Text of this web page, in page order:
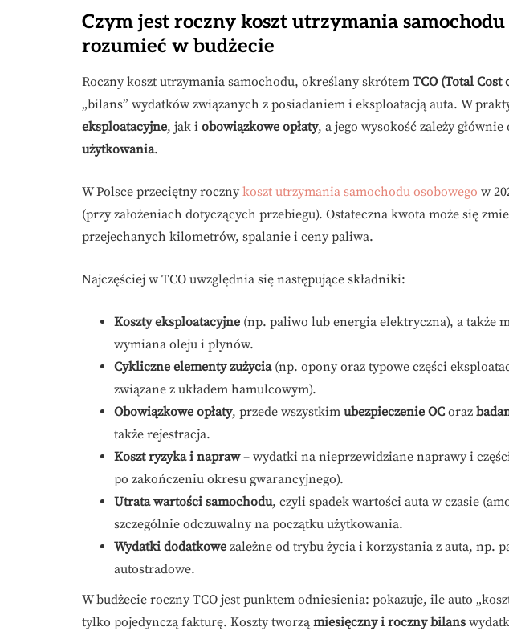
Czym jest roczny koszt utrzymania samochodu
rozumieć w budżecie
Roczny koszt utrzymania samochodu, określany skrótem TCO (Total
„bilans” wydatków związanych z posiadaniem i eksploatacją auta. W
eksploatacyjne, jak i obowiązkowe opłaty, a jego wysokość zależy głównie
użytkowania.
W Polsce przeciętny roczny koszt utrzymania samochodu osobowego w
(przy założeniach dotyczących przebiegu). Ostateczna kwota może się
przejechanych kilometrów, spalanie i ceny paliwa.
Najczęściej w TCO uwzględnia się następujące składniki:
Koszty eksploatacyjne (np. paliwo lub energia elektryczna), a także
wymiana oleju i płynów.
Cykliczne elementy zużycia(np. opony oraz typowe części
związane z układem hamulcowym).
Obowiązkowe opłaty, przede wszystkim ubezpieczenie OC oraz
także rejestracja.
Koszt ryzyka i napraw– wydatki na nieprzewidziane naprawy i
po zakończeniu okresu gwarancyjnego).
Utrata wartości samochodu, czyli spadek wartości auta w czasie
szczególnie odczuwalny na początku użytkowania.
Wydatki dodatkowe zależne od trybu życia i korzystania z auta, np.
autostradowe.
W budżecie roczny TCO jest punktem odniesienia: pokazuje, ile auto
tylko pojedynczą fakturę. Koszty tworzą miesięczny i roczny bilans